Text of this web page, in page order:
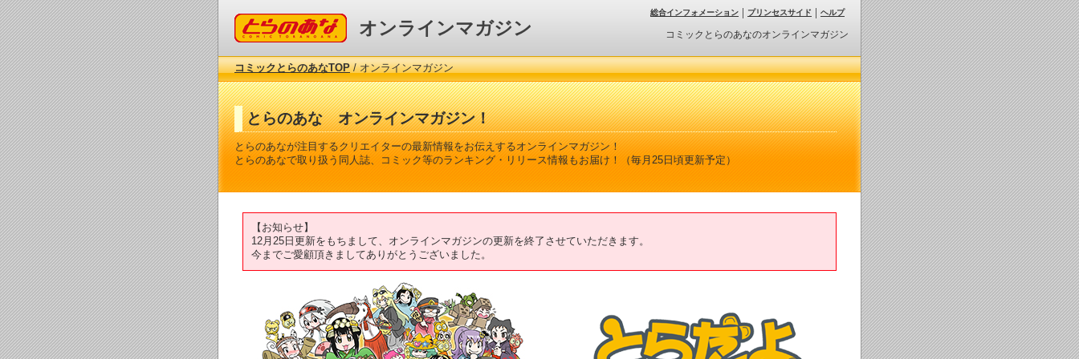
コミックとらのあな オンラインマガジン コミックとらのあなのオンラインマガジン
総合インフォメーション プリンセスサイド ヘルプ
コミックとらのあなTOP/ オンラインマガジン
とらのあな オンラインマガジン！
とらのあなが注目するクリエイターの最新情報をお伝えするオンラインマガジン！
とらのあなで取り扱う同人誌、コミック等のランキング・リリース情報もお届け！（毎月25日頃更新予定）
【お知らせ】
12月25日更新をもちまして、オンラインマガジンの更新を終了させていただきます。
今までご愛顧頂きましてありがとうございました。